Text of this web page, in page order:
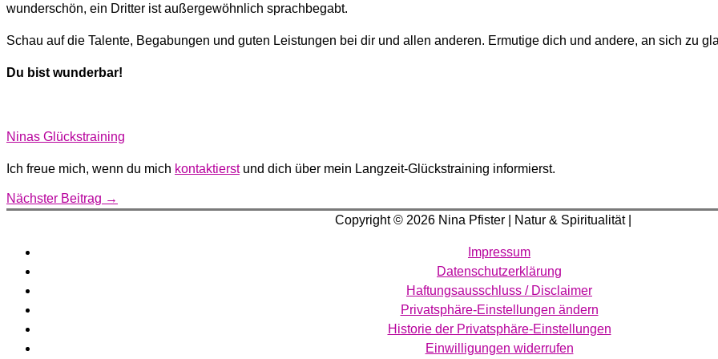
wunderschön, ein Dritter ist außergewöhnlich sprachbegabt.
Schau auf die Talente, Begabungen und guten Leistungen bei dir und allen anderen. Ermutige dich und andere, an sich zu
Du bist wunderbar!
Ninas Glückstraining
Ich freue mich, wenn du mich kontaktierstund dich über mein Langzeit-Glückstraining informierst.
Nächster Beitrag →
Copyright © 2026 Nina Pfister | Natur & Spiritualität |
Impressum
Datenschutzerklärung
Haftungsausschluss / Disclaimer
Privatsphäre-Einstellungen ändern
Historie der Privatsphäre-Einstellungen
Einwilligungen widerrufen